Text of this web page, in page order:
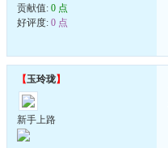
贡献值: 0 点
好评度: 0 点
【玉玲珑】
新手上路